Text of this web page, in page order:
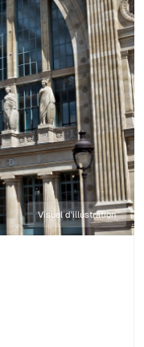
Visuel d'illustration